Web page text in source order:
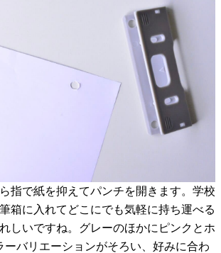
指で紙を抑えてパンチを開きます。学校
箱に入れてどこにでも気軽に持ち運べる
しいですね。グレーのほかにピンクとホ
ーバリエーションがそろい、好みに合わ